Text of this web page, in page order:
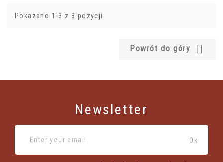
Pokazano 1-3 z 3 pozycji
Powrót do góry 
Newsletter